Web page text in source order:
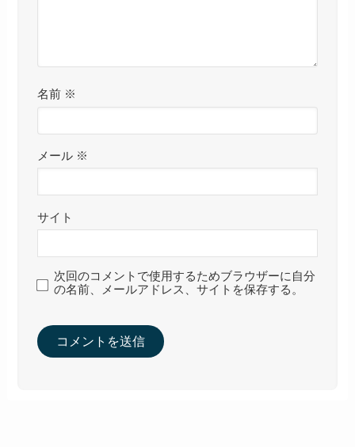
名前 ※
メール ※
サイト
次回のコメントで使用するためブラウザーに自分
の名前、メールアドレス、サイトを保存する。